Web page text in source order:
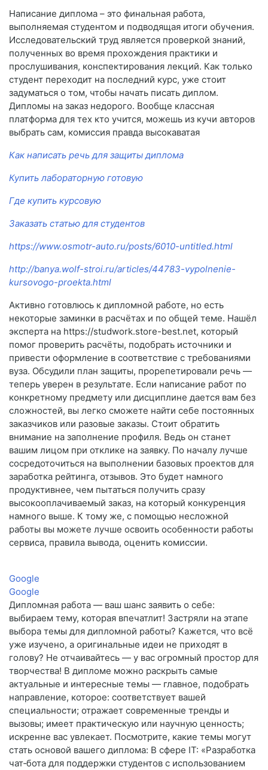
Написание диплома – это финальная работа,
выполняемая студентом и подводящая итоги обучения.
Исследовательский труд является проверкой знаний,
полученных во время прохождения практики и
прослушивания, конспектирования лекций. Как только
студент переходит на последний курс, уже стоит
задуматься о том, чтобы начать писать диплом.
Дипломы на заказ недорого. Вообще классная
платформа для тех кто учится, можешь из кучи авторов
выбрать сам, комиссия правда высокаватая
Как написать речь для защиты диплома
Купить лабораторную готовую
Где купить курсовую
Заказать статью для студентов
https://www.osmotr-auto.ru/posts/6010-untitled.html
http://banya.wolf-stroi.ru/articles/44783-vypolnenie-
kursovogo-proekta.html
Активно готовлюсь к дипломной работе, но есть
некоторые заминки в расчётах и по общей теме. Нашёл
эксперта на https://studwork.store-best.net, который
помог проверить расчёты, подобрать источники и
привести оформление в соответствие с требованиями
вуза. Обсудили план защиты, прорепетировали речь —
теперь уверен в результате. Если написание работ по
конкретному предмету или дисциплине дается вам без
сложностей, вы легко сможете найти себе постоянных
заказчиков или разовые заказы. Стоит обратить
внимание на заполнение профиля. Ведь он станет
вашим лицом при отклике на заявку. По началу лучше
сосредоточиться на выполнении базовых проектов для
заработка рейтинга, отзывов. Это будет намного
продуктивнее, чем пытаться получить сразу
высокооплачиваемый заказ, на который конкуренция
намного выше. К тому же, с помощью несложной
работы вы можете лучше освоить особенности работы
сервиса, правила вывода, оценить комиссии.
Google
Google
Дипломная работа — ваш шанс заявить о себе:
выбираем тему, которая впечатлит! Застряли на этапе
выбора темы для дипломной работы? Кажется, что всё
уже изучено, а оригинальные идеи не приходят в
голову? Не отчаивайтесь — у вас огромный простор для
творчества! В дипломе можно раскрыть самые
актуальные и интересные темы — главное, подобрать
направление, которое: соответствует вашей
специальности; отражает современные тренды и
вызовы; имеет практическую или научную ценность;
искренне вас увлекает. Посмотрите, какие темы могут
стать основой вашего диплома: В сфере IT: «Разработка
чат‑бота для поддержки студентов с использованием